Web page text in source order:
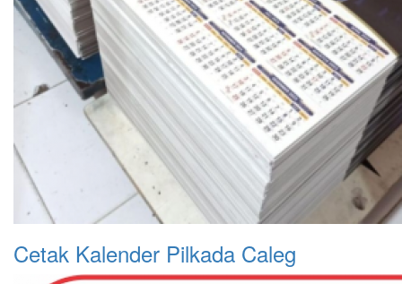
Cetak Kalender Pilkada Caleg